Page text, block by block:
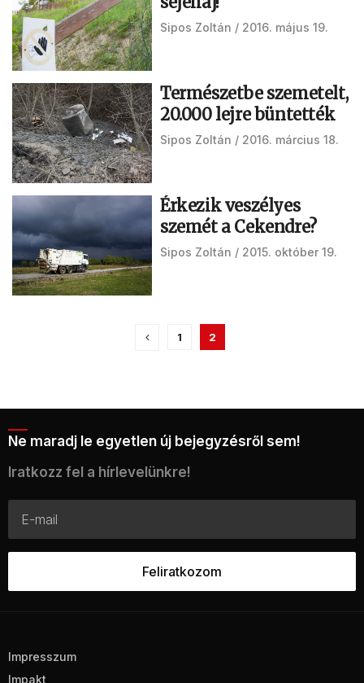
Sipos Zoltán 2016. május 19.
Természetbe szemetelt,
20.000 lejre büntették
Sipos Zoltán 2016. március 18.
Érkezik veszélyes
szemét a Cekendre?
Sipos Zoltán 2015. október 19.
1 2
Ne maradj le egyetlen új bejegyzésről sem!
Iratkozz fel a hírlevelünkre!
Impresszum
Impakt